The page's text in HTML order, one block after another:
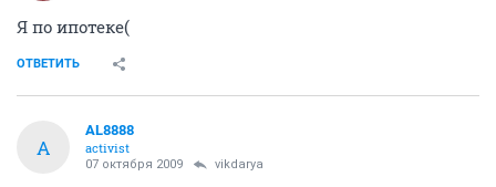
Я по ипотеке(
ОТВЕТИТЬ
A
AL8888
activist
07 октября 2009 vikdarya